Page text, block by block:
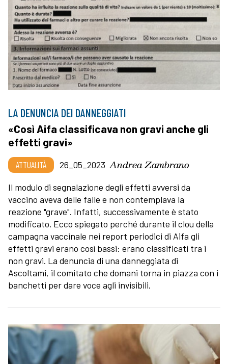
LA DENUNCIA DEI DANNEGGIATI
«Così Aifa classificava non gravi anche gli
effetti gravi»
ATTUALITÀ 26_05_2023 Andrea Zambrano
Il modulo di segnalazione degli effetti avversi da
vaccino aveva delle falle e non contemplava la
reazione "grave". Infatti, successivamente è stato
modificato. Ecco spiegato perché durante il clou della
campagna vaccinale nei report periodici di Aifa gli
effetti gravi erano così bassi: erano classificati tra i
non gravi. La denuncia di una danneggiata di
Ascoltami, il comitato che domani torna in piazza con i
banchetti per dare voce agli invisibili.